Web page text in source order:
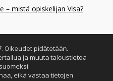
– mistä opiskelijan Visa?
Oikeudet pidätetään.
ja muuta taloustietoa
eikä vastaa tietojen